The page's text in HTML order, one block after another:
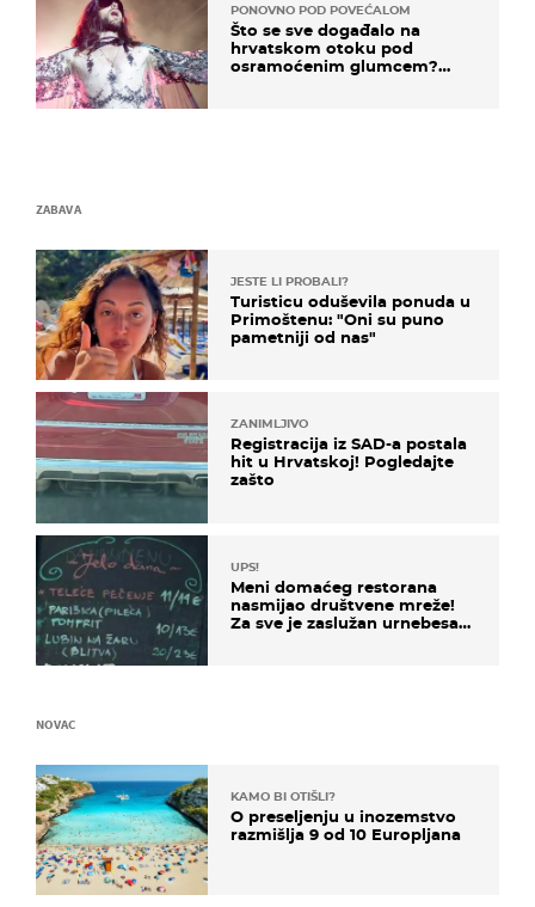
PONOVNO POD POVEĆALOM
Što se sve događalo na
hrvatskom otoku pod
osramoćenim glumcem?
ZABAVA
JESTE LI PROBALI?
Turisticu oduševila ponuda u
Primoštenu: "Oni su puno
pametniji od nas"
ZANIMLJIVO
Registracija iz SAD-a postala
hit u Hrvatskoj! Pogledajte
zašto
UPS!
Meni domaćeg restorana
nasmijao društvene mreže!
Za sve je zaslužan urnebesan
NOVAC
KAMO BI OTIŠLI?
O preseljenju u inozemstvo
razmišlja 9 od 10 Europljana